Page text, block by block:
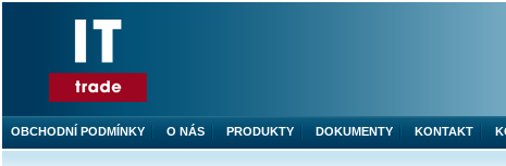
OBCHODNÍ PODMÍNKY O NÁS PRODUKTY DOKUMENTY KONTAKT